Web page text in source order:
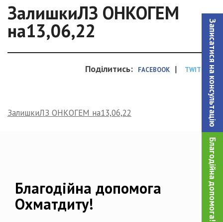
Записатися на консультацiю
Благодійна допомога!
ЗалишкиЛЗ ОНКОГЕМ
на13,06,22
Поділитись: FACEBOOK | TWITTER
ЗалишкиЛЗ ОНКОГЕМ на13,06,22
Благодійна допомога
Охматдиту!